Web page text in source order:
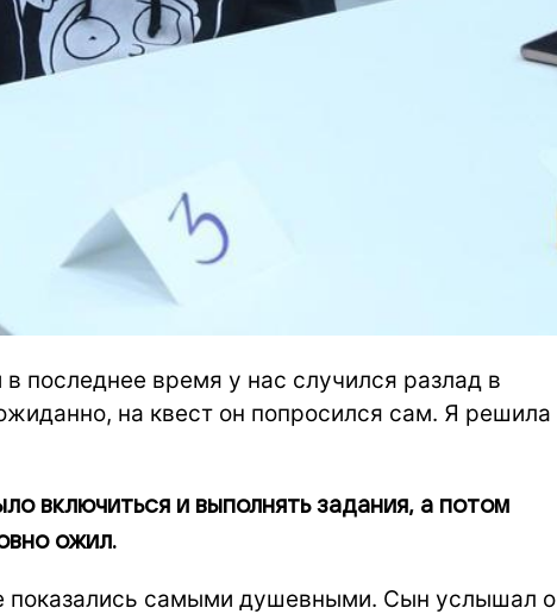
последнее время у нас случился разлад в
на квест он попросился сам. Я решила
включиться и выполнять задания, а потом
ожил.
показались самыми душевными. Сын услышал о